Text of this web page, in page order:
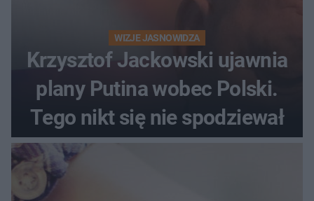
WIZJE JASNOWIDZA
Krzysztof Jackowski ujawnia
plany Putina wobec Polski.
Tego nikt się nie spodziewał